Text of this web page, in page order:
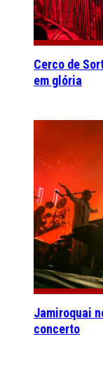
Cerco de
em glória
Jamiroquai
concerto